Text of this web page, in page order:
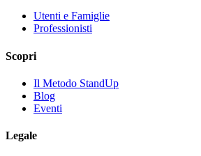
Utenti e Famiglie
Professionisti
Scopri
Il Metodo StandUp
Blog
Eventi
Legale